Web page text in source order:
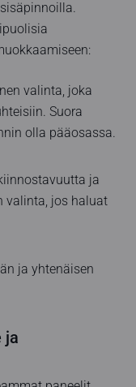
valinta, joka
Suora
olla pääosassa.
ja
valinta, jos haluat
ja yhtenäisen
ja